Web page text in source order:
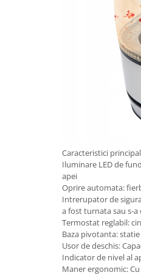
Caracteristici
Iluminare LED de
apei
Oprire automata:
Intrerupator de
a fost turnata sau s-
Termostat reglabil:
Baza pivotanta:
Usor de deschis:
Indicator de nivel al
Maner ergonomic: